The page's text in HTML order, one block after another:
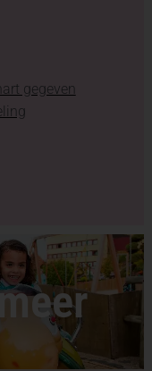
gegeven